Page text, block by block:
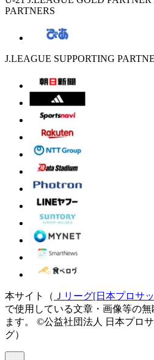
PARTNERS
J.LEAGUE SUPPORTING
本サイト（ Ｊリーグ[日本プロサ
で使用している文章・画像等の
ます。
©公益社団法人 日本プロ
グ）